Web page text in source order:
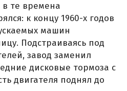
в те времена
к концу 1960-х годов
машин
Подстраиваясь под
завод заменил
дисковые тормоза с
двигателя поднял до